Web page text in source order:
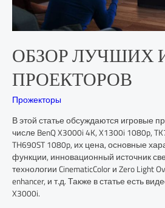
ОБЗОР ЛУЧШИХ
ПРОЕКТОРОВ
Прожекторы
В этой статье обсуждаются игровые
числе BenQ X3000i 4K, X1300i 1080p,
TH690ST 1080p, их цена, основные
функции, инновационный источник
технологии CinematicColor и Zero Light
enhancer, и т.д. Также в статье есть
X3000i.